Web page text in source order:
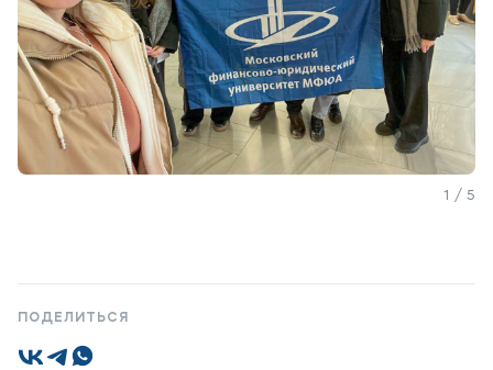
Подобрать программу
1 / 5
ПОДЕЛИТЬСЯ